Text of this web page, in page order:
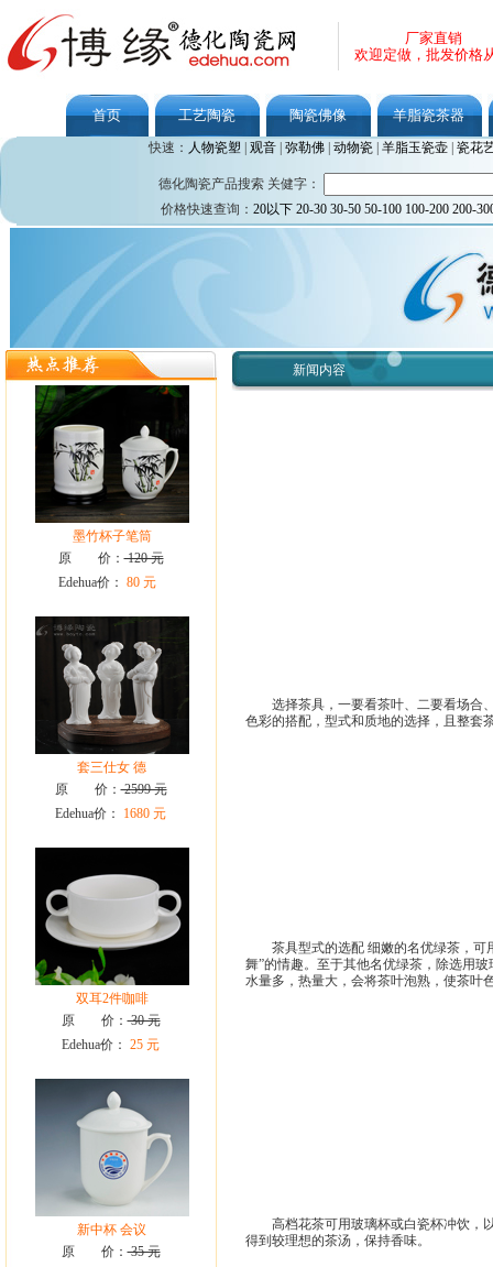
厂家直销
欢迎定做，批发价格
首页 工艺陶瓷 陶瓷佛像 羊脂瓷茶器
快速： 人物瓷塑 观音| 弥勒佛| 动物瓷| 羊脂玉瓷壶| 瓷花
德化陶瓷产品搜索 关健字：
价格快速查询： 20以下 20-30 30-50 50-100 100-200 200-
墨竹杯子笔筒
原 价：120 元
Edehua价： 80 元
套三仕女 德
原 价：2599 元
Edehua价：
1680 元
双耳2件咖啡
原 价：30 元
Edehua价： 25 元
新中杯 会议
原 价：35 元
新闻内容
选择茶具，一要看茶叶、二要看场合、
色彩的搭配，型式和质地的选择，且整套
茶具型式的选配 细嫩的名优绿茶，可
舞”的情趣。至于其他名优绿茶，除选用
水量多，热量大，会将茶叶泡熟，使茶叶
高档花茶可用玻璃杯或白瓷杯冲饮，以
得到较理想的茶汤，保持香味。